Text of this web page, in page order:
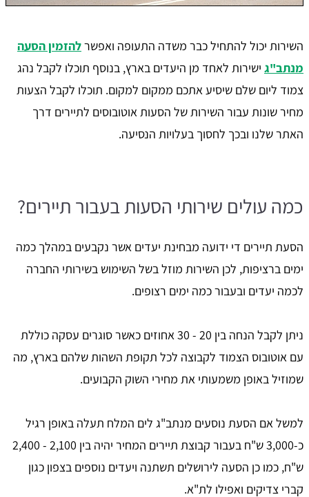
השירות יכול להתחיל כבר משדה התעופה ואפשרלהזמין הסעה
מנתב"ג ישירות לאחד מן היעדים בארץ, בנוסף תוכלו לקבל נהג
צמוד ליום שלם שיסיע אתכם ממקום למקום. תוכלו לקבל הצעות
מחיר שונות עבור השירות של הסעות אוטובוסים לתיירים דרך
האתר שלנו ובכך לחסוך בעלויות הנסיעה.
כמה עולים שירותי הסעות בעבור תיירים?
הסעת תיירים די ידועה מבחינת יעדים אשר נקבעים במהלך כמה
ימים ברציפות, לכן השירות מוזל בשל השימוש בשירותי החברה
לכמה יעדים ובעבור כמה ימים רצופים.
ניתן לקבל הנחה בין 20 - 30 אחוזים כאשר סוגרים עסקה כוללת
עם אוטובוס הצמוד לקבוצה לכל תקופת השהות שלהם בארץ, מה
שמוזיל באופן משמעותי את מחירי השוק הקבועים.
למשל אם הסעת נוסעים מנתב"ג לים המלח תעלה באופן רגיל
כ-3,000 ש"ח בעבור קבוצת תיירים המחיר יהיה בין 2,100 - 2,400
ש"ח, כמו כן הסעה לירושלים תשתנה ויעדים נוספים בצפון כגון
קברי צדיקים ואפילו לת"א.